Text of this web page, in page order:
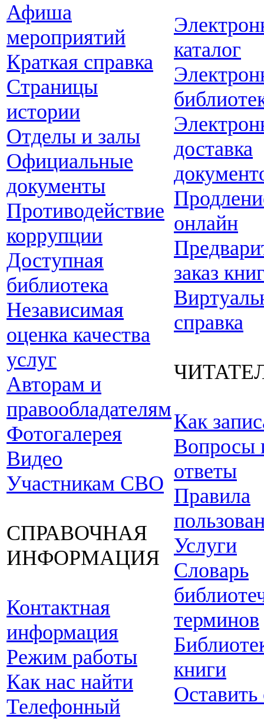
Афиша
мероприятий
Краткая справка
Страницы
истории
Отделы и залы
Официальные
документы
Противодействие
коррупции
Доступная
библиотека
Независимая
оценка качества
услуг
Авторам и
правообладателям
Фотогалерея
Видео
Участникам СВО
СПРАВОЧНАЯ
ИНФОРМАЦИЯ
Контактная
информация
Режим работы
Как нас найти
Телефонный
каталог
доставка
онлайн
заказ
справка
Как
Вопросы
ответы
Правила
Услуги
Словарь
терминов
книги
Оставить